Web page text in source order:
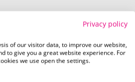
Sie Ihre Werbeartikel bei
Pinkcube
Privacy policy
of our visitor data, to improve our website,
to give you a great website experience. For
we use open the settings.